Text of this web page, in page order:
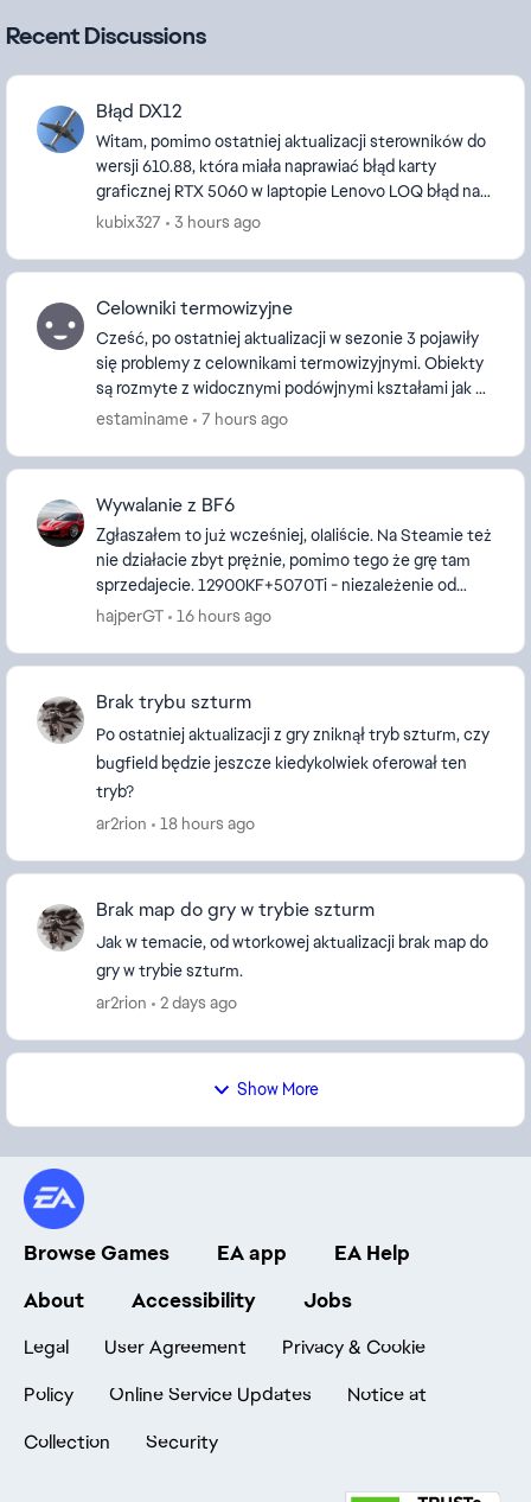
Recent Discussions
Błąd DX12
Witam, pomimo ostatniej aktualizacji sterowników do
wersji 610.88, która miała naprawiać błąd karty
graficznej RTX 5060 w laptopie Lenovo LOQ błąd na
załączonym zrzucie ekranu dalej się pojawia.
kubix327 3 hours ago
Celowniki termowizyjne
Cześć, po ostatniej aktualizacji w sezonie 3 pojawiły
się problemy z celownikami termowizyjnymi. Obiekty
są rozmyte z widocznymi podówjnymi kształami jak na
poniższych screenach, i nie mam tu na my...
estaminame 7 hours ago
Wywalanie z BF6
Zgłaszałem to już wcześniej, olaliście. Na Steamie też
nie działacie zbyt prężnie, pomimo tego że grę tam
sprzedajecie. 12900KF+5070Ti - niezależenie od
sterowników wychodzi z gry. Po ostatniej aktu...
hajperGT 16 hours ago
Brak trybu szturm
Po ostatniej aktualizacji z gry zniknął tryb szturm, czy
bugfield będzie jeszcze kiedykolwiek oferował ten
tryb?
ar2rion
18 hours ago
Brak map do gry w trybie szturm
Jak w temacie, od wtorkowej aktualizacji brak map do
gry w trybie szturm.
ar2rion
2 days ago
Show More
Browse Games EA app
EA Help
About
Accessibility Jobs
Legal User Agreement
Privacy & Cookie
Policy
Online Service Updates
Notice at
Collection
Security